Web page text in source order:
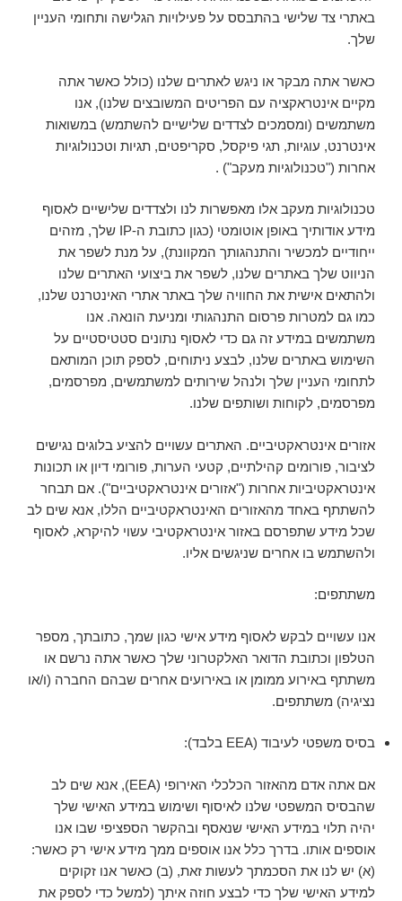
באתרי צד שלישי בהתבסס על פעילויות הגלישה ותחומי העניין
שלך.
כאשר אתה מבקר או ניגש לאתרים שלנו (כולל כאשר אתה
מקיים אינטראקציה עם הפריטים המשובצים שלנו), אנו
משתמשים (ומסמכים לצדדים שלישיים להשתמש) במשואות
אינטרנט, עוגיות, תגי פיקסל, סקריפטים, תגיות וטכנולוגיות
אחרות ("טכנולוגיות מעקב") .
טכנולוגיות מעקב אלו מאפשרות לנו ולצדדים שלישיים לאסוף
מידע אודותיך באופן אוטומטי (כגון כתובת ה-IP שלך, מזהים
ייחודיים למכשיר והתנהגותך המקוונת), על מנת לשפר את
הניווט שלך באתרים שלנו, לשפר את ביצועי האתרים שלנו
ולהתאים אישית את החוויה שלך באתר אתרי האינטרנט שלנו,
כמו גם למטרות פרסום התנהגותי ומניעת הונאה. אנו
משתמשים במידע זה גם כדי לאסוף נתונים סטטיסטיים על
השימוש באתרים שלנו, לבצע ניתוחים, לספק תוכן המותאם
לתחומי העניין שלך ולנהל שירותים למשתמשים, מפרסמים,
מפרסמים, לקוחות ושותפים שלנו.
אזורים אינטראקטיביים. האתרים עשויים להציע בלוגים נגישים
לציבור, פורומים קהילתיים, קטעי הערות, פורומי דיון או תכונות
אינטראקטיביות אחרות ("אזורים אינטראקטיביים"). אם תבחר
להשתתף באחד מהאזורים האינטראקטיביים הללו, אנא שים לב
שכל מידע שתפרסם באזור אינטראקטיבי עשוי להיקרא, לאסוף
ולהשתמש בו אחרים שניגשים אליו.
משתתפים:
אנו עשויים לבקש לאסוף מידע אישי כגון שמך, כתובתך, מספר
הטלפון וכתובת הדואר האלקטרוני שלך כאשר אתה נרשם או
משתתף באירוע ממומן או באירועים אחרים שבהם החברה (ו/או
נציגיה) משתתפים.
בסיס משפטי לעיבוד (EEA בלבד):
אם אתה אדם מהאזור הכלכלי האירופי (EEA), אנא שים לב
שהבסיס המשפטי שלנו לאיסוף ושימוש במידע האישי שלך
יהיה תלוי במידע האישי שנאסף ובהקשר הספציפי שבו אנו
אוספים אותו. בדרך כלל אנו אוספים ממך מידע אישי רק כאשר:
(א) יש לנו את הסכמתך לעשות זאת, (ב) כאשר אנו זקוקים
למידע האישי שלך כדי לבצע חוזה איתך (למשל כדי לספק את